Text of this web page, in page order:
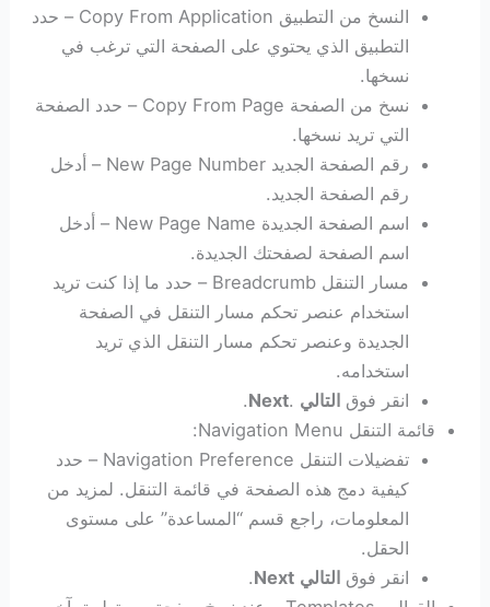
النسخ من التطبيق Copy From Application – حدد
التطبيق الذي يحتوي على الصفحة التي ترغب في
نسخها.
نسخ من الصفحة Copy From Page – حدد الصفحة
التي تريد نسخها.
رقم الصفحة الجديد New Page Number – أدخل
رقم الصفحة الجديد.
اسم الصفحة الجديدة New Page Name – أدخل
اسم الصفحة لصفحتك الجديدة.
مسار التنقل Breadcrumb – حدد ما إذا كنت تريد
استخدام عنصر تحكم مسار التنقل في الصفحة
الجديدة وعنصر تحكم مسار التنقل الذي تريد
استخدامه.
انقر فوق التالي .
Next
.
قائمة التنقل Navigation Menu:
تفضيلات التنقل Navigation Preference – حدد
كيفية دمج هذه الصفحة في قائمة التنقل. لمزيد من
المعلومات، راجع قسم “المساعدة” على مستوى
الحقل.
انقر فوق التالي Next
.